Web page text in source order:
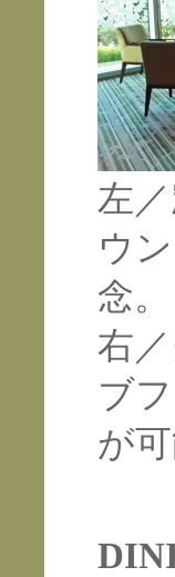
左
ウ
念。
右
ブ
が可